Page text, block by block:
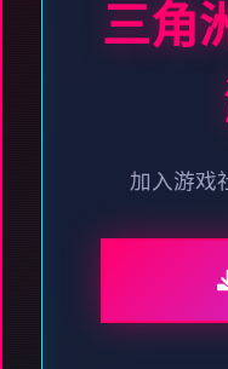
三角
加入游戏